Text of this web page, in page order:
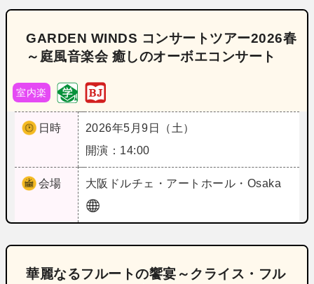
GARDEN WINDS コンサートツアー2026春
～庭風音楽会 癒しのオーボエコンサート
室内楽
日時
2026年5月9日（土）
開演：14:00
会場 大阪 ドルチェ・アートホール・Osaka
華麗なるフルートの饗宴～クライス・フル